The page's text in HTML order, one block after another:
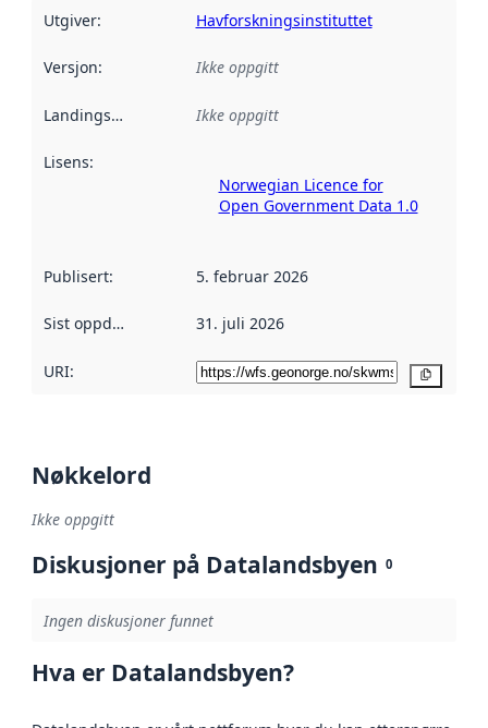
Utgiver: Havforskningsinstituttet
Versjon: Ikke oppgitt
Landingsside Ikke oppgitt
Lisens:
Norwegian Licence for
Open Government Data 1.0
Publisert: 5. februar 2026
Sist oppdatert 31. juli 2026
URI:
Nøkkelord
Ikke oppgitt
Diskusjoner på Datalandsbyen 0
Ingen diskusjoner funnet
Hva er Datalandsbyen?